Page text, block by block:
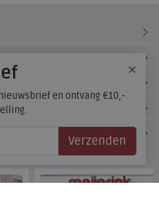
×
en ontvang €10,-
Verzenden